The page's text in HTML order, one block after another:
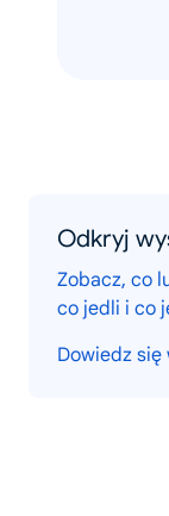
Odkryj
Zobacz, co
co jedli i co
Dowiedz się